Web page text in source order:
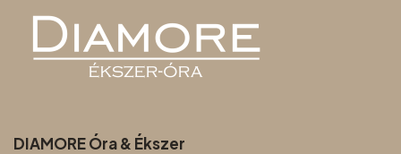
DIAMORE Óra & Ékszer